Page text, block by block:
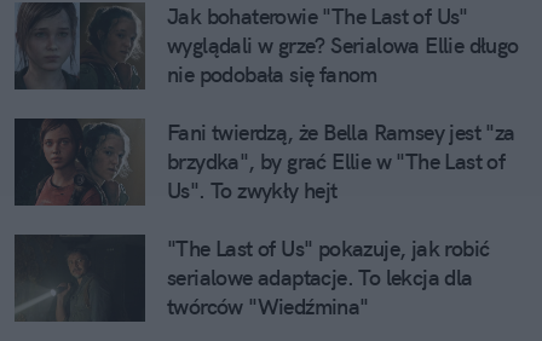
Jak bohaterowie "The Last of Us"
wyglądali w grze? Serialowa Ellie długo
nie podobała się fanom
Fani twierdzą, że Bella Ramsey jest "za
brzydka", by grać Ellie w "The Last of
Us". To zwykły hejt
"The Last of Us" pokazuje, jak robić
serialowe adaptacje. To lekcja dla
twórców "Wiedźmina"